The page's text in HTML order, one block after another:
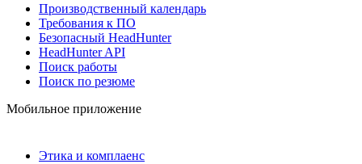
Производственный календарь
Требования к ПО
Безопасный HeadHunter
HeadHunter API
Поиск работы
Поиск по резюме
Мобильное приложение
Этика и комплаенс